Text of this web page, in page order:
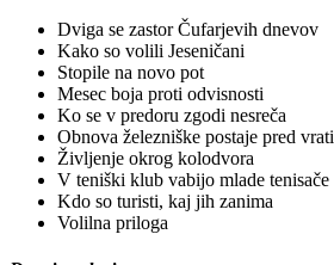
Dviga se zastor Čufarjevih dnevov
Kako so volili Jeseničani
Stopile na novo pot
Mesec boja proti odvisnosti
Ko se v predoru zgodi nesreča
Obnova železniške postaje pred vrati
Življenje okrog kolodvora
V teniški klub vabijo mlade tenisače
Kdo so turisti, kaj jih zanima
Volilna priloga